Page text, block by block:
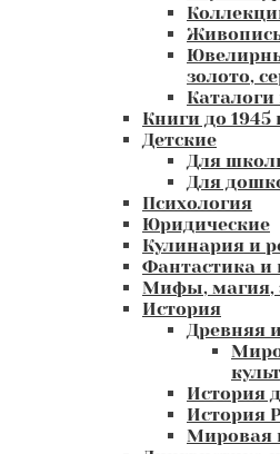
золото,
Книги до 1945
Детские
Для
Для
Психология
Юридические
Кулинария и
Фантастика
Мифы, магия,
История
Древняя
История
История
Мировая